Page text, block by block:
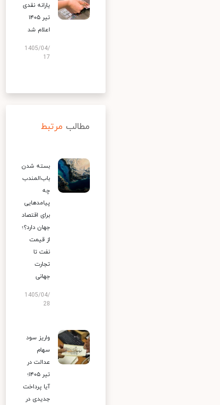
یارانه نقدی
تیر ۱۴۰۵
اعلام شد
1405/04/
17
مطالب مرتبط
بسته شدن
باب‌المندب
چه
پیامدهایی
برای اقتصاد
جهان دارد؟؛
از قیمت
نفت تا
تجارت
جهانی
1405/04/
28
واریز سود
سهام
عدالت در
تیر ۱۴۰۵؛
آیا پرداخت
جدیدی در